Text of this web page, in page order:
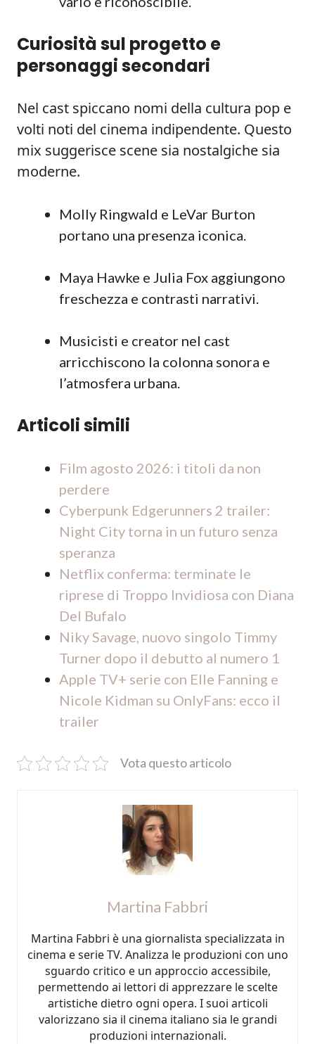
Curiosità sul progetto e
personaggi secondari
Nel cast spiccano nomi della cultura pop e
volti noti del cinema indipendente. Questo
mix suggerisce scene sia nostalgiche sia
moderne.
Molly Ringwald e LeVar Burton
portano una presenza iconica.
Maya Hawke e Julia Fox aggiungono
freschezza e contrasti narrativi.
Musicisti e creator nel cast
arricchiscono la colonna sonora e
l’atmosfera urbana.
Articoli simili
Film agosto 2026: i titoli da non
perdere
Cyberpunk Edgerunners 2 trailer:
Night City torna in un futuro senza
speranza
Netflix conferma: terminate le
riprese di Troppo Invidiosa con Diana
Del Bufalo
Niky Savage, nuovo singolo Timmy
Turner dopo il debutto al numero 1
Apple TV+ serie con Elle Fanning e
Nicole Kidman su OnlyFans: ecco il
trailer
Vota questo articolo
Martina Fabbri
Martina Fabbri è una giornalista specializzata in
cinema e serie TV. Analizza le produzioni con uno
sguardo critico e un approccio accessibile,
permettendo ai lettori di apprezzare le scelte
artistiche dietro ogni opera. I suoi articoli
valorizzano sia il cinema italiano sia le grandi
produzioni internazionali.